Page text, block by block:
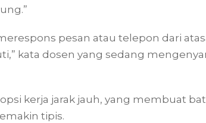
pesan atau telepon dari
kata dosen yang sedang
kerja jarak jauh, yang membuat
tipis.